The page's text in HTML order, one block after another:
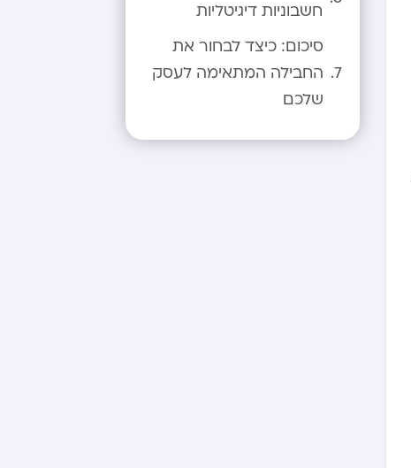
חשבוניות דיגיטליות
סיכום: כיצד לבחור את
החבילה המתאימה לעסק
שלכם